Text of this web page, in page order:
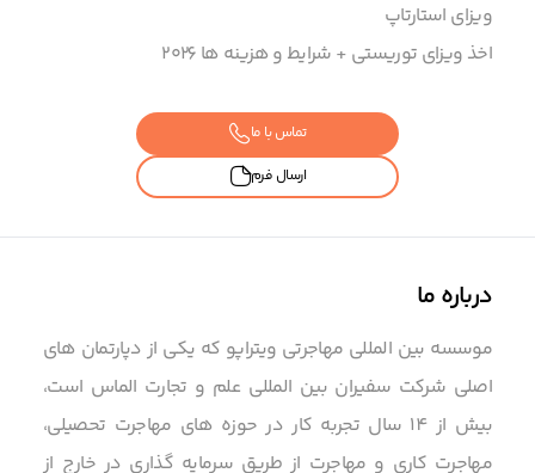
ویزای استارتاپ
اخذ ویزای توریستی + شرایط و هزینه ها ۲۰۲6
تماس با ما
ارسال فرم
درباره ما
موسسه بین المللی مهاجرتی ویتراپو که یکی از دپارتمان های
اصلی شرکت سفیران بین المللی علم و تجارت الماس است،
بیش از 14 سال تجربه کار در حوزه های مهاجرت تحصیلی،
مهاجرت کاری و مهاجرت از طریق سرمایه گذاری در خارج از